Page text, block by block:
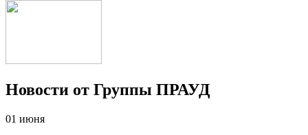
Новости от Группы ПРАУД
01 июня